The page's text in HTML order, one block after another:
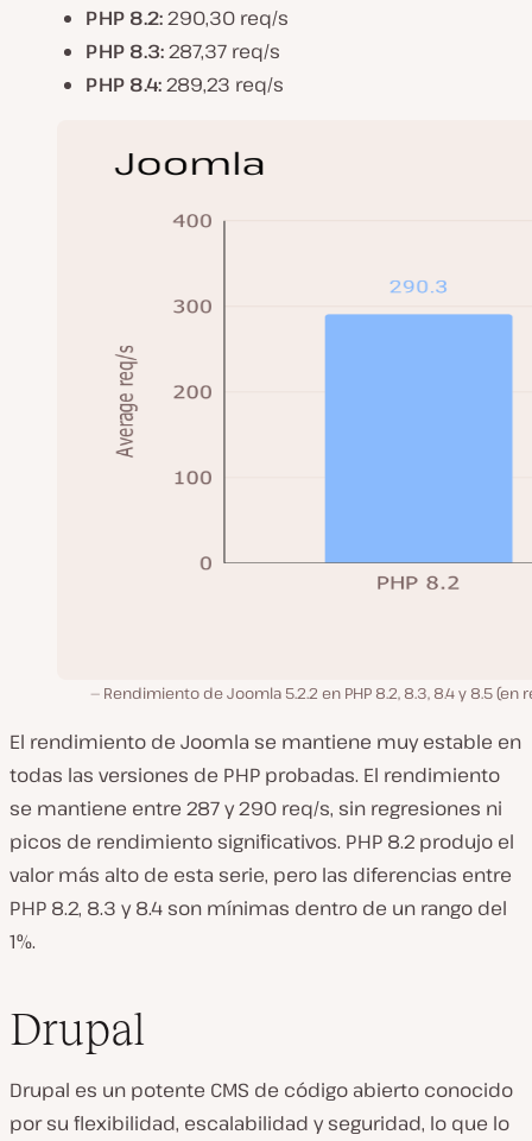
PHP 8.2:290,30 req/s
PHP 8.3:287,37 req/s
PHP 8.4:289,23 req/s
Rendimiento de Joomla 5.2.2 en PHP 8.2, 8.3, 8.4 y 8.5 (en
El rendimiento de Joomla se mantiene muy estable en
todas las versiones de PHP probadas. El rendimiento
se mantiene entre 287 y 290 req/s, sin regresiones ni
picos de rendimiento significativos. PHP 8.2 produjo el
valor más alto de esta serie, pero las diferencias entre
PHP 8.2, 8.3 y 8.4 son mínimas dentro de un rango del
1%.
Drupal
Drupal es un potente CMS de código abierto conocido
por su flexibilidad, escalabilidad y seguridad, lo que lo